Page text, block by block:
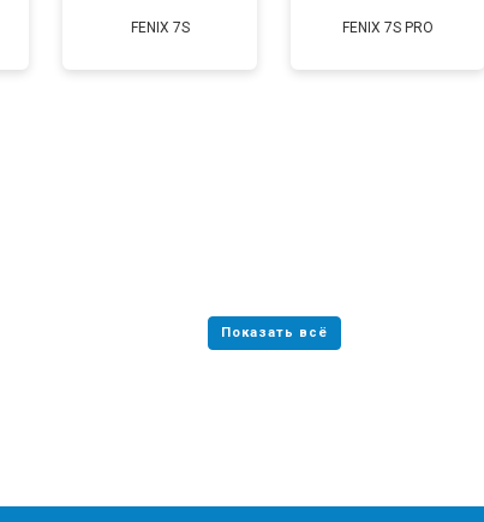
FENIX 7S FENIX 7S PRO